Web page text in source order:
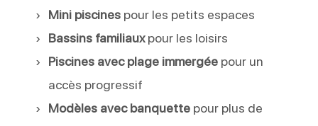
Mini piscinespour les petits espaces
Bassins familiauxpour les loisirs
Piscines avec plage immergéepour un
accès progressif
Modèles avec banquettepour plus de